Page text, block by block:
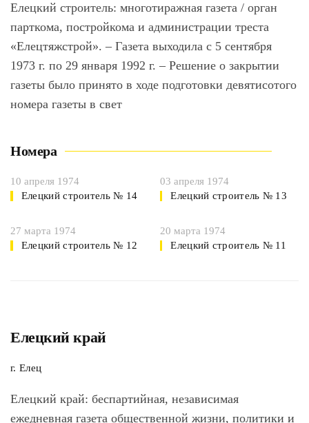
Елецкий строитель: многотиражная газета / орган
парткома, постройкома и администрации треста
«Елецтяжстрой». – Газета выходила с 5 сентября
1973 г. по 29 января 1992 г. – Решение о закрытии
газеты было принято в ходе подготовки девятисотого
номера газеты в свет
Номера
10 апреля 1974
Елецкий строитель № 14
03 апреля 1974
Елецкий строитель № 13
27 марта 1974
Елецкий строитель № 12
20 марта 1974
Елецкий строитель № 11
Елецкий край
г. Елец
Елецкий край: беспартийная, независимая
ежедневная газета общественной жизни, политики и